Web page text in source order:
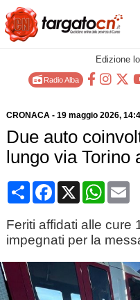
Edizione
Radio Alba
CRONACA- 19 maggio 2026,
Due auto
lungo via Torino
CondividiFacebook
X
Feriti affidati alle cure
impegnati per la